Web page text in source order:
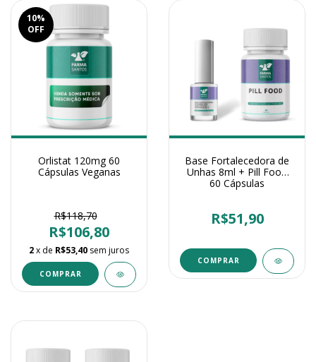
10%
OFF
Orlistat 120mg 60
Cápsulas Veganas
R$118,70
R$106,80
2x de R$53,40 sem juros
Base Fortalecedora de
Unhas 8ml + Pill Food
60 Cápsulas
R$51,90